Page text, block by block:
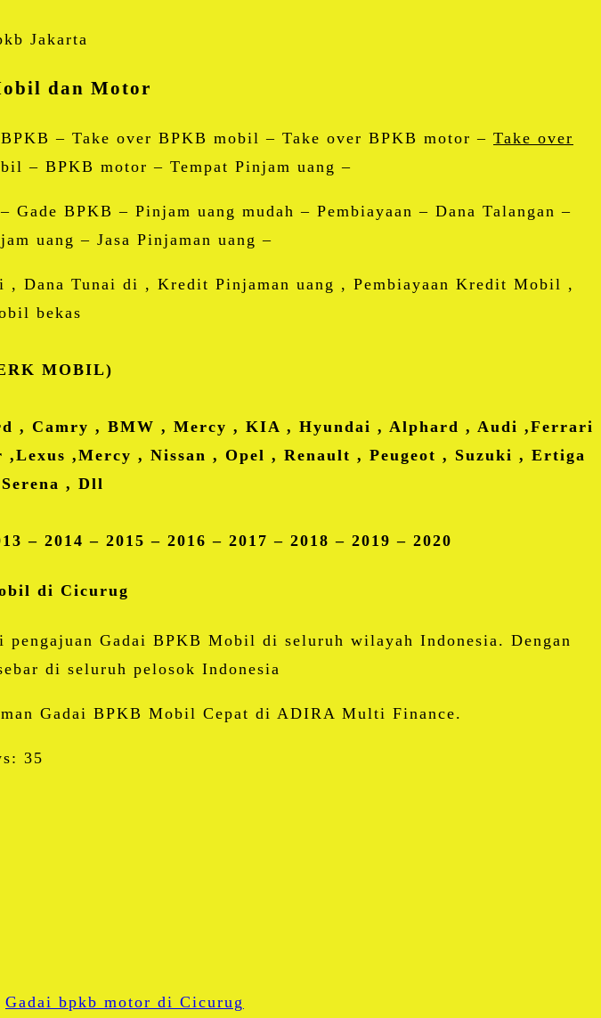
dan Motor
– Take over BPKB mobil – Take over BPKB motor – Take over
– BPKB motor – Tempat Pinjam uang –
BPKB – Pinjam uang mudah – Pembiayaan – Dana Talangan –
uang – Jasa Pinjaman uang –
Dana Tunai di , Kredit Pinjaman uang , Pembiayaan Kredit Mobil ,
bekas
MOBIL)
, Camry , BMW , Mercy , KIA , Hyundai , Alphard , Audi ,Ferrari
,Mercy , Nissan , Opel , Renault , Peugeot , Suzuki , Ertiga
, Dll
– 2014 – 2015 – 2016 – 2017 – 2018 – 2019 – 2020
di Cicurug
Gadai BPKB Mobil di seluruh wilayah Indonesia. Dengan
di seluruh pelosok Indonesia
Gadai BPKB Mobil Cepat di ADIRA Multi Finance.
35
Share
Gadai bpkb motor di Cicurug